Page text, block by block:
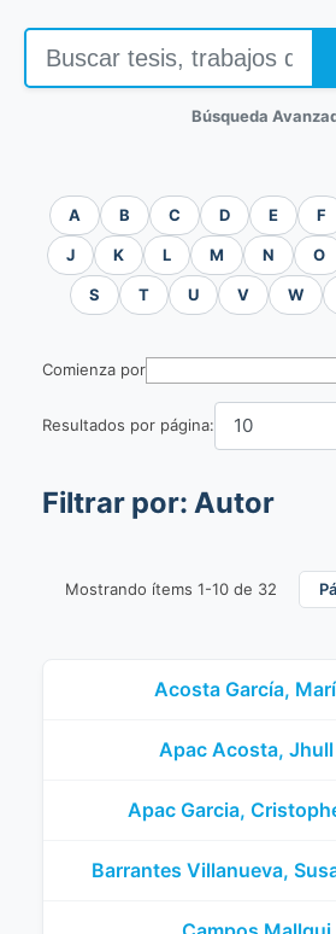
Búsqueda
A B C D E F
J K L M N O
S T U V W
Comienza por
Resultados por página:
Filtrar por: Autor
Mostrando ítems 1-10 de 32
Acosta García,
Apac Acosta, Jhull
Apac Garcia,
Barrantes Villanueva,